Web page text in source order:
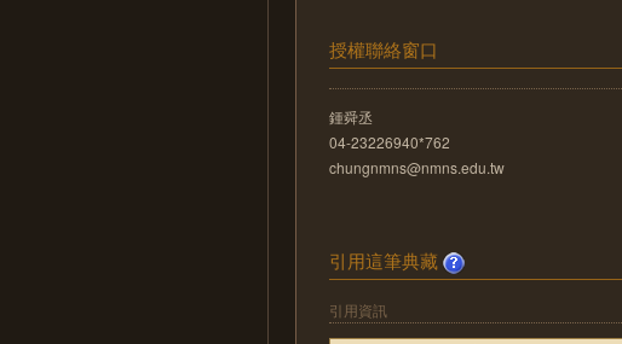
授權聯絡窗口
鍾舜丞
04-23226940*762
chungnmns@nmns.edu.tw
引用這筆典藏
引用資訊